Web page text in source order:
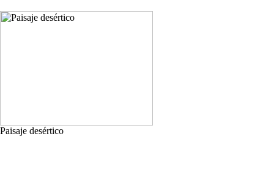
Paisaje desértico